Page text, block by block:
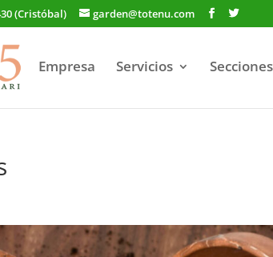
(Cristóbal) garden@totenu.com
Empresa Servicios Secciones